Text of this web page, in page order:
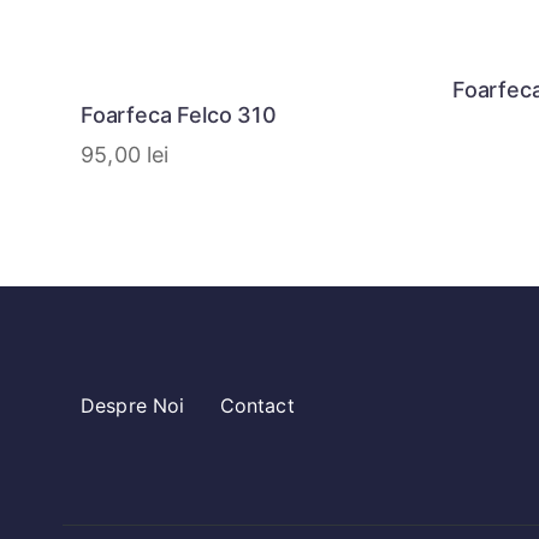
Foarfeca Felco 310
95,00 lei
Despre Noi Contact